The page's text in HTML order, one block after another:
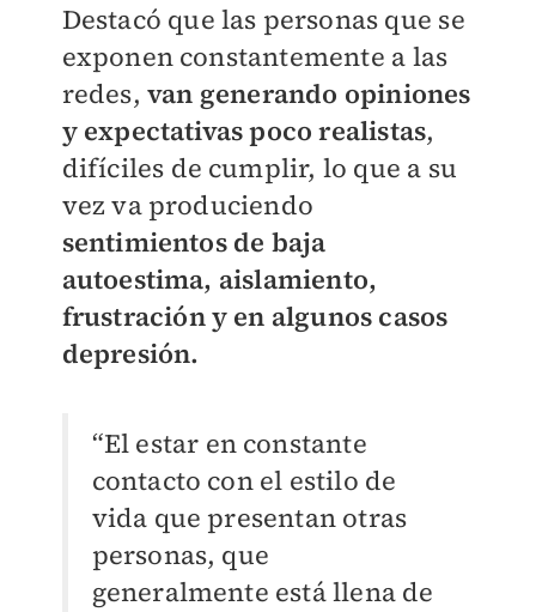
Destacó que las personas que se
exponen constantemente a las
redes, van generando opiniones
y expectativas poco realistas,
difíciles de cumplir, lo que a su
vez va produciendo
sentimientos de baja
autoestima, aislamiento,
frustración y en algunos casos
depresión.
“El estar en constante
contacto con el estilo de
vida que presentan otras
personas, que
generalmente está llena de